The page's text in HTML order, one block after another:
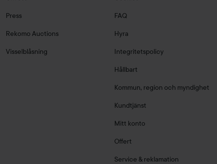
Press
Rekomo Auctions
Visselblåsning
FAQ
Hyra
Integritetspolicy
Hållbart
Kommun, region och myndighet
Kundtjänst
Mitt konto
Offert
Service & reklamation